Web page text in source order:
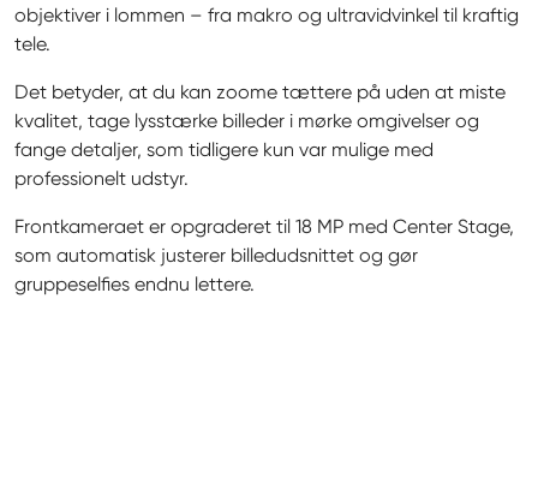
objektiver i lommen – fra makro og ultravidvinkel til kraftig
tele.
Det betyder, at du kan zoome tættere på uden at miste
kvalitet, tage lysstærke billeder i mørke omgivelser og
fange detaljer, som tidligere kun var mulige med
professionelt udstyr.
Frontkameraet er opgraderet til 18 MP med Center Stage,
som automatisk justerer billedudsnittet og gør
gruppeselfies endnu lettere.